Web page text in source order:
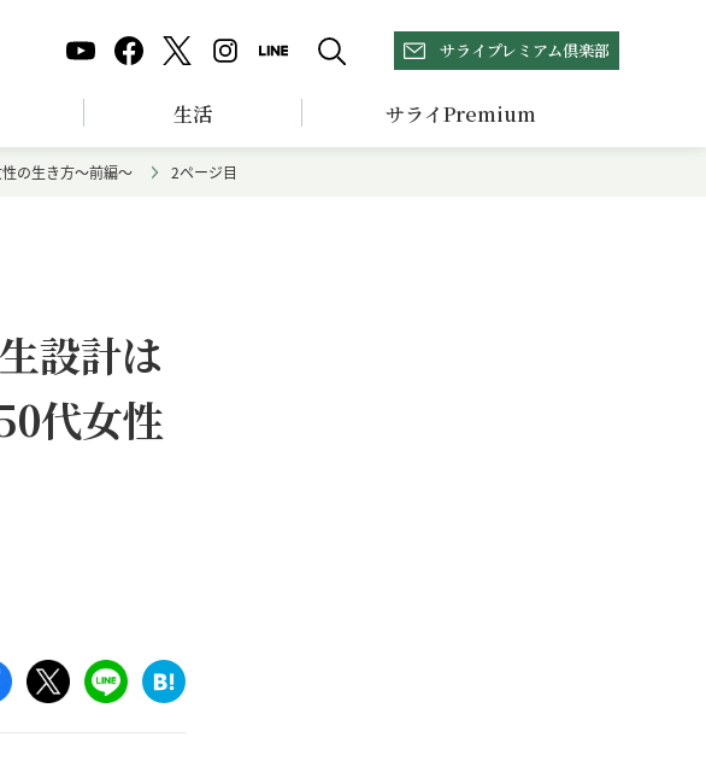
サライプレミアム倶楽部
生活 サライPremium
の生き方～前編～ 2ページ目
設計は
代女性